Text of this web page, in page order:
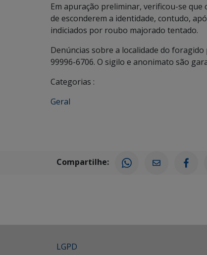
Em apuração preliminar, verificou-se
de esconderem a identidade, contudo,
indiciados por roubo majorado tentado.
Denúncias sobre a localidade do
99996-6706. O sigilo e anonimato são
Categorias :
Geral
Compartilhe:
LGPD